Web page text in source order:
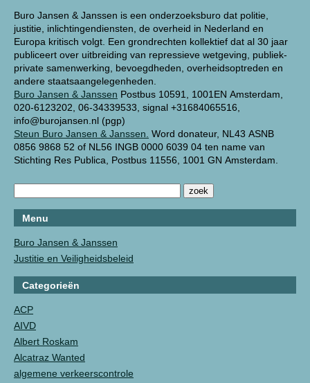
Buro Jansen & Janssen is een onderzoeksburo dat politie,
justitie, inlichtingendiensten, de overheid in Nederland en
Europa kritisch volgt. Een grondrechten kollektief dat al 30 jaar
publiceert over uitbreiding van repressieve wetgeving, publiek-
private samenwerking, bevoegdheden, overheidsoptreden en
andere staatsaangelegenheden.
Buro Jansen & Janssen Postbus 10591, 1001EN Amsterdam,
020-6123202, 06-34339533, signal +31684065516,
info@burojansen.nl (pgp)
Steun Buro Jansen & Janssen. Word donateur, NL43 ASNB
0856 9868 52 of NL56 INGB 0000 6039 04 ten name van
Stichting Res Publica, Postbus 11556, 1001 GN Amsterdam.
Menu
Buro Jansen & Janssen
Justitie en Veiligheidsbeleid
Categorieën
ACP
AIVD
Albert Roskam
Alcatraz Wanted
algemene verkeerscontrole